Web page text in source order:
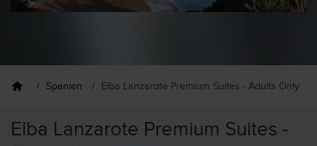
Spanien Elba Lanzarote Premium Suites - Adults Only
Elba Lanzarote Premium Suites -